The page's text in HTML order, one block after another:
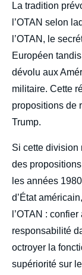
body
La tradition
l’OTAN selon
l’OTAN, le
Européen
dévolu aux
militaire. Cette
propositions de
Trump.
Si cette division
des
les années
d’État
l’OTAN :
responsabilité
octroyer la
supériorité sur